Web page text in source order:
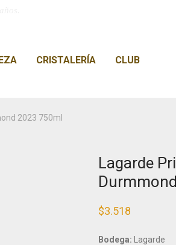
CRISTALERÍA CLUB
2023 750ml
Lagarde
$3.518
Bodega: Lagarde